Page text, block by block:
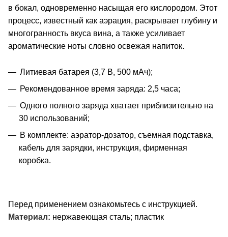
в бокал, одновременно насыщая его кислородом. Этот
процесс, известный как аэрация, раскрывает глубину и
многогранность вкуса вина, а также усиливает
ароматические ноты словно освежая напиток.
Литиевая батарея (3,7 В, 500 мАч);
Рекомендованное время заряда: 2,5 часа;
Одного полного заряда хватает приблизительно на
30 использований;
В комплекте: аэратор-дозатор, съемная подставка,
кабель для зарядки, инструкция, фирменная
коробка.
Перед применением ознакомьтесь с инструкцией.
Материал: нержавеющая сталь; пластик